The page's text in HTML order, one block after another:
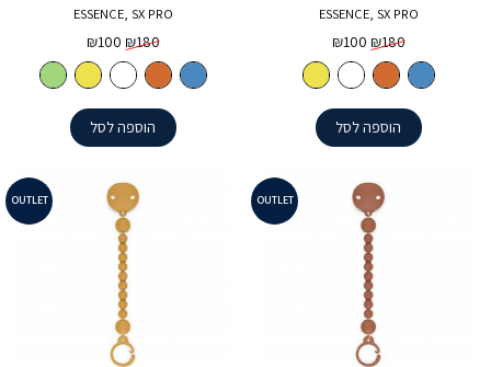
ESSENCE, SX PRO
₪180
המחיר
המקורי
היה:
₪180.
₪100
הנוכחי
הוא:
₪100.
הוספה לסל
ESSENCE, SX PRO
₪180
המחיר
המקורי
היה:
₪180.
₪100
הנוכחי
הוא:
₪100.
הוספה לסל
OUTLET
OUTLET